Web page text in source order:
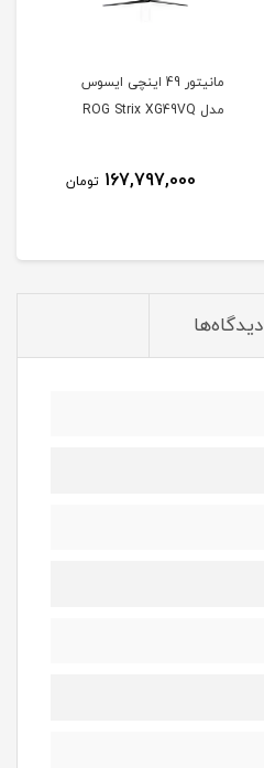
مانیتور 49 اینچی ایسوس
مدل ROG Strix XG49VQ
167,797,000 تومان
دیدگاه‌ها